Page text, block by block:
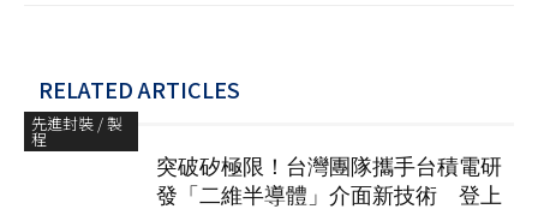
RELATED ARTICLES
先進封裝 / 製
程
突破矽極限！台灣團隊攜手台積電研
發「二維半導體」介面新技術 登上